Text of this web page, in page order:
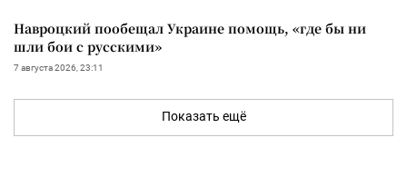
Навроцкий пообещал Украине помощь, «где бы ни
шли бои с русскими»
7 августа 2026, 23:11
Показать ещё